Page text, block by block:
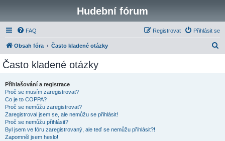
Hudební fórum
FAQ Přihlásit se
Registrovat
Obsah fóra Často kladené otázky
Často kladené otázky
Přihlašování a registrace
Proč se musím zaregistrovat?
Co je to COPPA?
Proč se nemůžu zaregistrovat?
Zaregistroval jsem se, ale nemůžu se přihlásit!
Proč se nemůžu přihlásit?
Byl jsem ve fóru zaregistrovaný, ale teď se nemůžu přihlásit?!
Zapomněl jsem heslo!